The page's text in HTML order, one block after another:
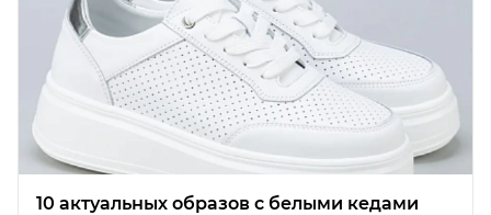
10 актуальных образов с белыми кедами